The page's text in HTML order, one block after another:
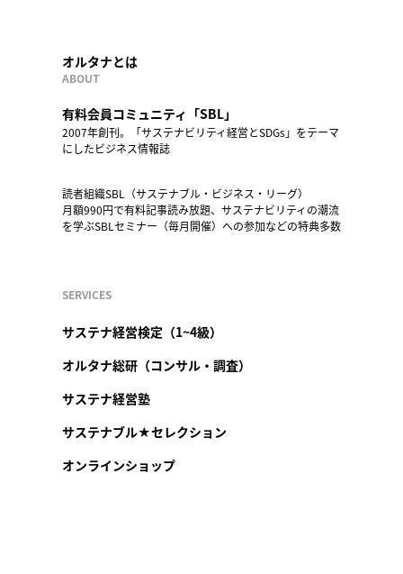
オルタナとは
ABOUT
有料会員コミュニティ「SBL」
2007年創刊。「サステナビリティ経営とSDGs」をテーマ
にしたビジネス情報誌
読者組織SBL（サステナブル・ビジネス・リーグ）
月額990円で有料記事読み放題、サステナビリティの潮流
を学ぶSBLセミナー（毎月開催）への参加などの特典多数
SERVICES
サステナ経営検定（1~4級）
オルタナ総研（コンサル・調査）
サステナ経営塾
サステナブル★セレクション
オンラインショップ